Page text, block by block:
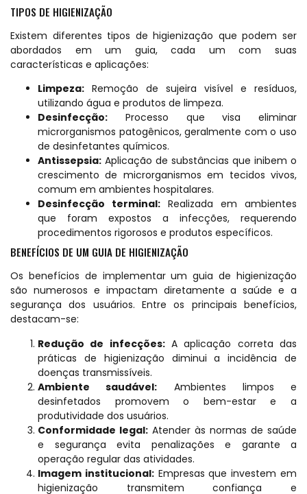
TIPOS DE HIGIENIZAÇÃO
Existem diferentes tipos de higienização que podem ser
abordados em um guia, cada um com suas
características e aplicações:
Limpeza: Remoção de sujeira visível e resíduos,
utilizando água e produtos de limpeza.
Desinfecção: Processo que visa eliminar
microrganismos patogênicos, geralmente com o uso
de desinfetantes químicos.
Antissepsia: Aplicação de substâncias que inibem o
crescimento de microrganismos em tecidos vivos,
comum em ambientes hospitalares.
Desinfecção terminal: Realizada em ambientes
que foram expostos a infecções, requerendo
procedimentos rigorosos e produtos específicos.
BENEFÍCIOS DE UM GUIA DE HIGIENIZAÇÃO
Os benefícios de implementar um guia de higienização
são numerosos e impactam diretamente a saúde e a
segurança dos usuários. Entre os principais benefícios,
destacam-se:
Redução de infecções:A aplicação correta das
práticas de higienização diminui a incidência de
doenças transmissíveis.
Ambiente saudável: Ambientes limpos e
desinfetados promovem o bem-estar e a
produtividade dos usuários.
Conformidade legal: Atender às normas de saúde
e segurança evita penalizações e garante a
operação regular das atividades.
Imagem institucional:Empresas que investem em
higienização transmitem confiança e